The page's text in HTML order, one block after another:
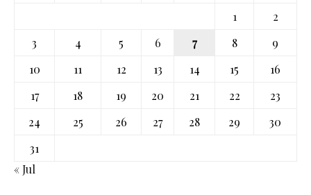
1
2
3
4 5 6 7 8
9
10
11 12 13 14 15
16
17
18 19 20 21 22
23
24
25 26 27 28 29
30
31
« Jul